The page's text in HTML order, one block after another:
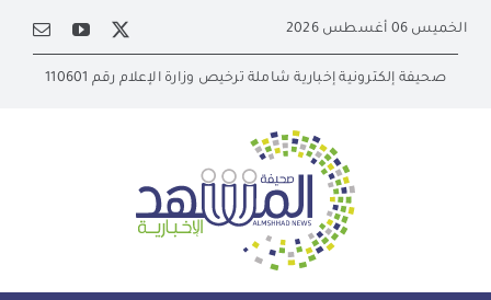
content
الخميس 06 أغسطس 2026
صحيفة إلكترونية إخبارية شاملة ترخيص وزارة الإعلام رقم 110601